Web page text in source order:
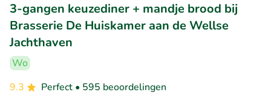
3-gangen keuzediner + mandje brood bij
Brasserie De Huiskamer aan de Wellse
Jachthaven
Wo
9.3
Perfect • 595 beoordelingen